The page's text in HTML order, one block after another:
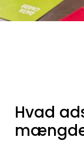
Hvad